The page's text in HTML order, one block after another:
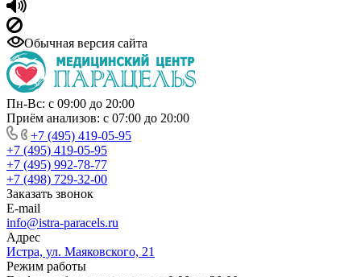
Обычная версия сайта
Пн-Вс: с 09:00 до 20:00
Приём анализов: с 07:00 до 20:00
+7 (495) 419-05-95
+7 (495) 419-05-95
+7 (495) 992-78-77
+7 (498) 729-32-00
Заказать звонок
E-mail
info@istra-paracels.ru
Адрес
Истра, ул. Маяковского, 21
Режим работы